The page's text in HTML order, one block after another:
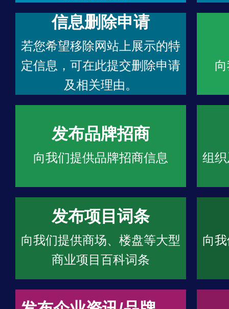
信息删除申请
若您希望移除网站上展示的特
定信息，可在此提交删除申请
及相关理由。
发布品牌招商
向我们提供品牌招商信息 组
发布项目词条
向我们提供商场、楼盘等大型
商业项目百科词条
向